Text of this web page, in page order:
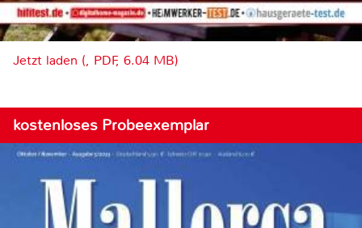
Jetzt laden (, PDF, 6.04 MB)
kostenloses Probeexemplar